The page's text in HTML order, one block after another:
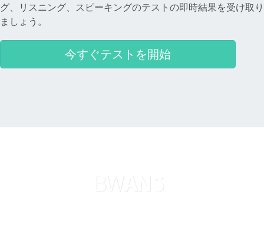
グ、リスニング、スピーキングのテストの即時結果を受け取り
ましょう。
今すぐテストを開始